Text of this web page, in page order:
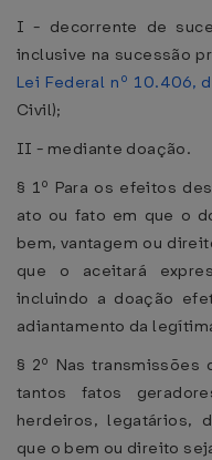
I - decorrente de
inclusive na sucessão
Lei Federal nº 10.406,
Civil);
II - mediante doação.
§ 1º Para os efeitos
ato ou fato em que o
bem, vantagem ou
que o aceitará
incluindo a doação
adiantamento da
§ 2º Nas
tantos fatos
herdeiros, legatários,
que o bem ou direito